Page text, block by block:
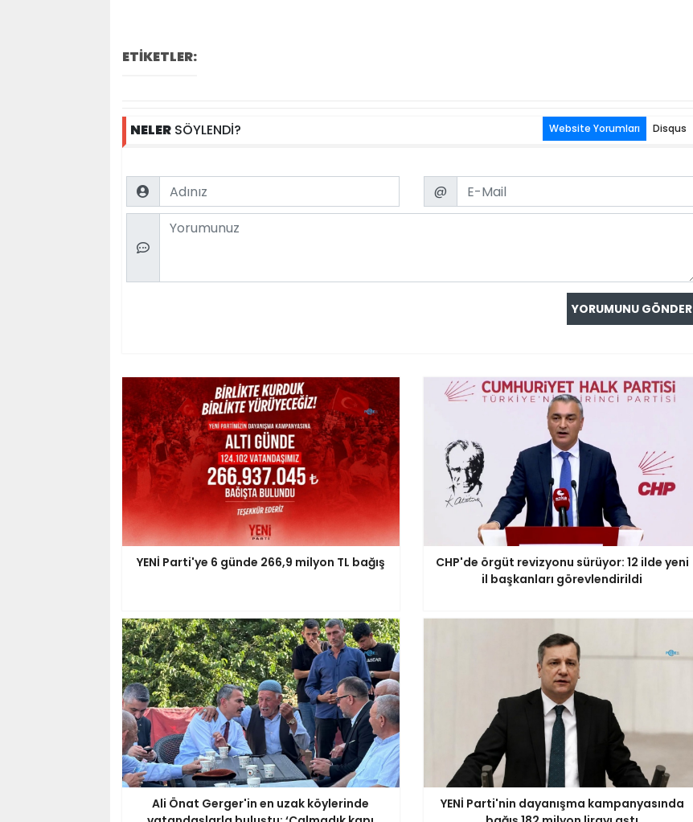
ETİKETLER:
NELERSÖYLENDİ? Website Yorumları Disqus
Name Email
@
Comment
YENİ Parti'ye 6 günde 266,9 milyon TL bağış
CHP'de örgüt revizyonu sürüyor: 12 ilde yeni
il başkanları görevlendirildi
Ali Önat Gerger'in en uzak köylerinde
YENİ Parti'nin dayanışma kampanyasında